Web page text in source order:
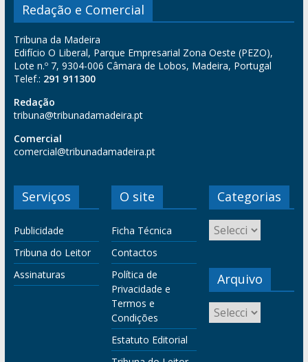
Redação e Comercial
Tribuna da Madeira
Edifício O Liberal, Parque Empresarial Zona Oeste (PEZO),
Lote n.º 7, 9304-006 Câmara de Lobos, Madeira, Portugal
Telef.: 291 911300
Redação
tribuna@tribunadamadeira.pt
Comercial
comercial@tribunadamadeira.pt
Serviços
Publicidade
Tribuna do Leitor
Assinaturas
O site
Ficha Técnica
Contactos
Política de
Privacidade e
Termos e
Condições
Estatuto Editorial
Categorias
Arquivo